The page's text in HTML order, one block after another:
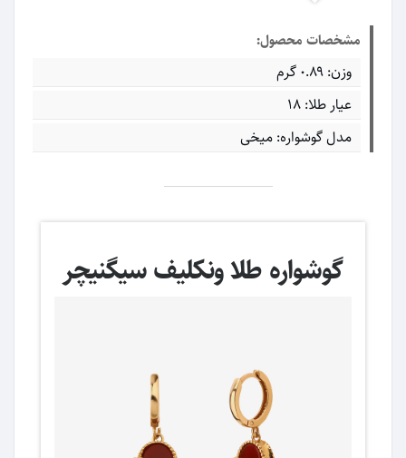
گوشواره طلا ونکلیف سیگنیچر
مشخصات محصول:
وزن: ۰.۸۹ گرم
عیار طلا: ۱۸
مدل گوشواره: میخی